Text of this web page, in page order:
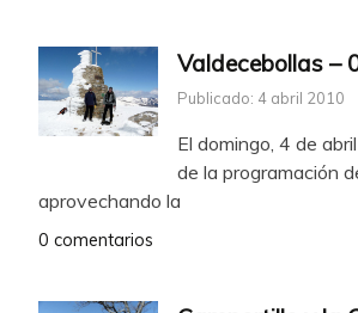
Valdecebollas –
Publicado: 4 abril 2010
El domingo, 4 de
de la programación
aprovechando la
0 comentarios